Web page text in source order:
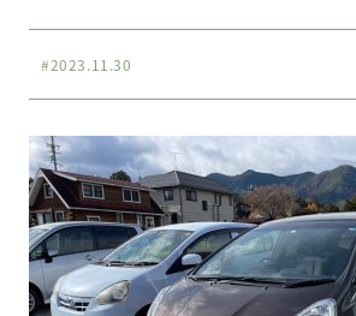
#2023.11.30